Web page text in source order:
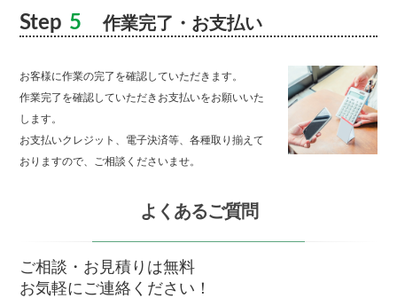
Step 5 作業完了・お支払い
お客様に作業の完了を確認していただきます。
作業完了を確認していただきお支払いをお願いいた
します。
お支払いクレジット、電子決済等、各種取り揃えて
おりますので、ご相談くださいませ。
よくあるご質問
ご相談・お見積りは無料
お気軽にご連絡ください！